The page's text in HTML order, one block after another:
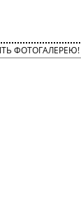
ФОТОГАЛЕРЕЮ!